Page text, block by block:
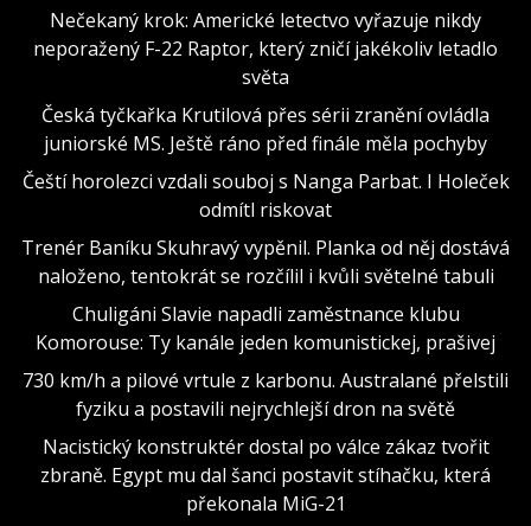
Nečekaný krok: Americké letectvo vyřazuje nikdy
neporažený F-22 Raptor, který zničí jakékoliv letadlo
světa
Česká tyčkařka Krutilová přes sérii zranění ovládla
juniorské MS. Ještě ráno před finále měla pochyby
Čeští horolezci vzdali souboj s Nanga Parbat. I Holeček
odmítl riskovat
Trenér Baníku Skuhravý vypěnil. Planka od něj dostává
naloženo, tentokrát se rozčílil i kvůli světelné tabuli
Chuligáni Slavie napadli zaměstnance klubu
Komorouse: Ty kanále jeden komunistickej, prašivej
730 km/h a pilové vrtule z karbonu. Australané přelstili
fyziku a postavili nejrychlejší dron na světě
Nacistický konstruktér dostal po válce zákaz tvořit
zbraně. Egypt mu dal šanci postavit stíhačku, která
překonala MiG-21